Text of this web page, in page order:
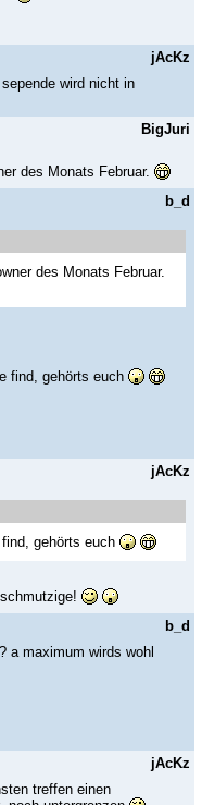
jAcKz
wird nicht in
BigJuri
des Monats Februar.
b_d
des Monats Februar.
find, gehörts euch
jAcKz
gehörts euch
b_d
a maximum wirds wohl
jAcKz
treffen einen